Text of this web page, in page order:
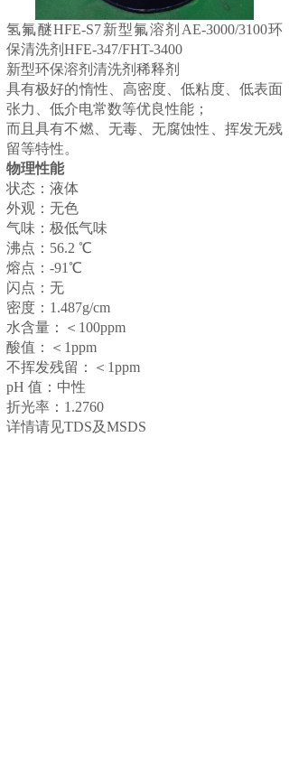
氢氟醚HFE-S7新型氟溶剂AE-3000/3100环
保清洗剂HFE-347/FHT-3400
新型环保溶剂清洗剂稀释剂
具有极好的惰性、高密度、低粘度、低表面
张力、低介电常数等优良性能；
而且具有不燃、无毒、无腐蚀性、挥发无残
留等特性。
物理性能
状态：液体
外观：无色
气味：极低气味
沸点：56.2 ℃
熔点：-91℃
闪点：无
密度：1.487g/cm
水含量：＜100ppm
酸值：＜1ppm
不挥发残留：＜1ppm
pH 值：中性
折光率：1.2760
详情请见TDS及MSDS